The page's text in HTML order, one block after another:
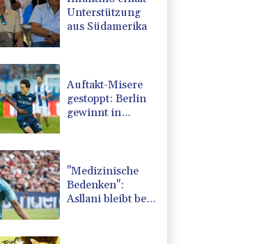
Unterstützung
aus Südamerika
Auftakt-Misere
gestoppt: Berlin
gewinnt in
"Medizinische
Bedenken":
Asllani bleibt bei